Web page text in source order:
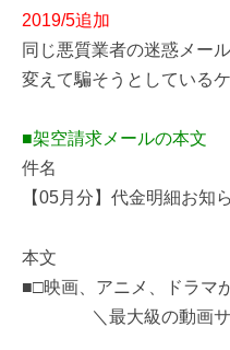
2019/5追加
同じ悪質業者の迷惑メー
変えて騙そうとしている
■架空請求メールの本文
件名
【05月分】代金明細お知
本文
■□映画、アニメ、ドラマ
＼最大級の動画サ